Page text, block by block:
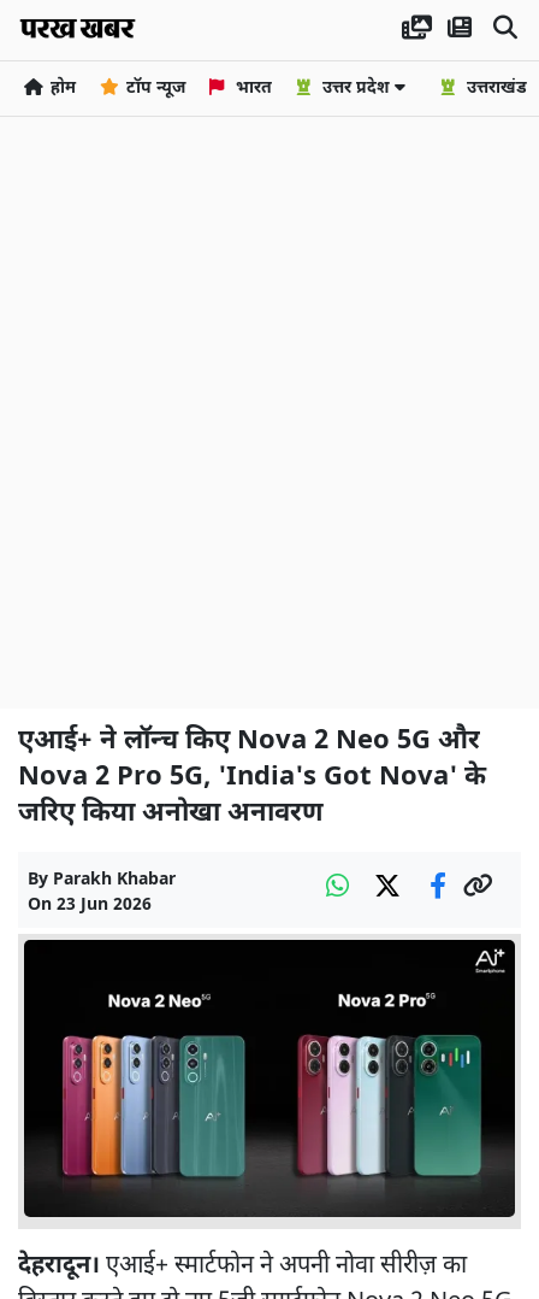
होम टॉप न्यूज भारत उत्तर प्रदेश उत्तराखंड
एआई+ ने लॉन्च किए Nova 2 Neo 5G और
Nova 2 Pro 5G, 'India's Got Nova' के
जरिए किया अनोखा अनावरण
By Parakh Khabar
On 23 Jun 2026
देहरादून। एआई+ स्मार्टफोन ने अपनी नोवा सीरीज़ का